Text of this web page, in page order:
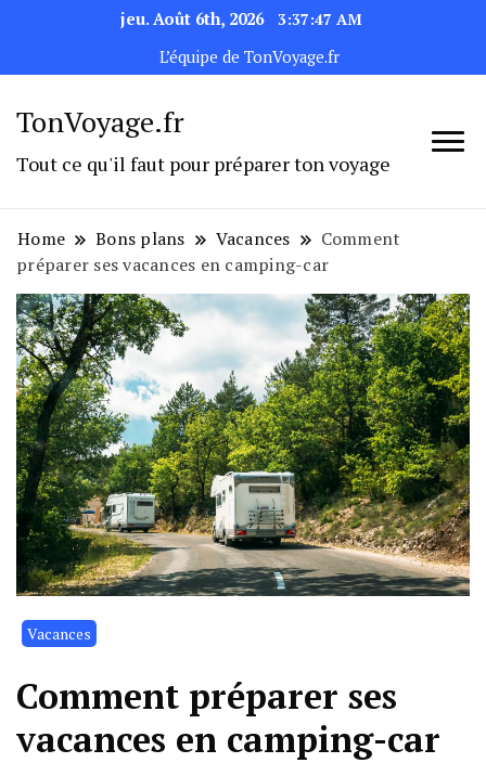
jeu. Août 6th, 2026
3:37:48 AM
L’équipe de TonVoyage.fr
TonVoyage.fr
Tout ce qu'il faut pour préparer ton voyage
Home Bons plans Vacances
Comment
préparer ses vacances en camping-car
Vacances
Comment préparer ses
vacances en camping-car